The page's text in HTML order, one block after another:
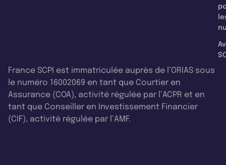
France SCPI est immatriculée auprès de l’ORIAS sous
le numéro 16002069 en tant que Courtier en
Assurance (COA), activité régulée par l’ACPR et en
tant que Conseiller en Investissement Financier
(CIF), activité régulée par l’AMF.